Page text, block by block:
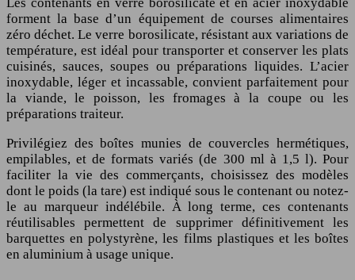
forment la base d’un équipement de courses alimentaires
zéro déchet. Le verre borosilicate, résistant aux variations de
température, est idéal pour transporter et conserver les plats
cuisinés, sauces, soupes ou préparations liquides. L’acier
inoxydable, léger et incassable, convient parfaitement pour
la viande, le poisson, les fromages à la coupe ou les
préparations traiteur.
Privilégiez des boîtes munies de couvercles hermétiques,
empilables, et de formats variés (de 300 ml à 1,5 l). Pour
faciliter la vie des commerçants, choisissez des modèles
dont le poids (la tare) est indiqué sous le contenant ou notez-
le au marqueur indélébile. À long terme, ces contenants
réutilisables permettent de supprimer définitivement les
barquettes en polystyrène, les films plastiques et les boîtes
en aluminium à usage unique.